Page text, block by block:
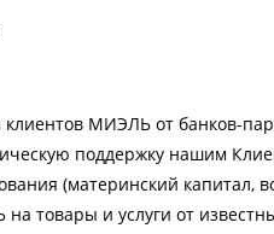
МИЭЛЬ от банков-
поддержку нашим
(материнский капитал,
товары и услуги от